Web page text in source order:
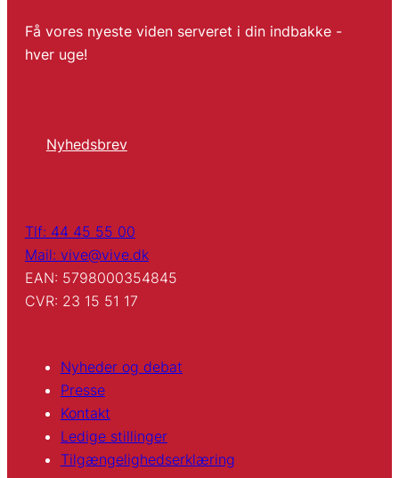
Få vores nyeste viden serveret i din indbakke -
hver uge!
Nyhedsbrev
Tlf: 44 45 55 00
Mail: vive@vive.dk
EAN: 5798000354845
CVR: 23 15 51 17
Nyheder og debat
Presse
Kontakt
Ledige stillinger
Tilgængelighedserklæring